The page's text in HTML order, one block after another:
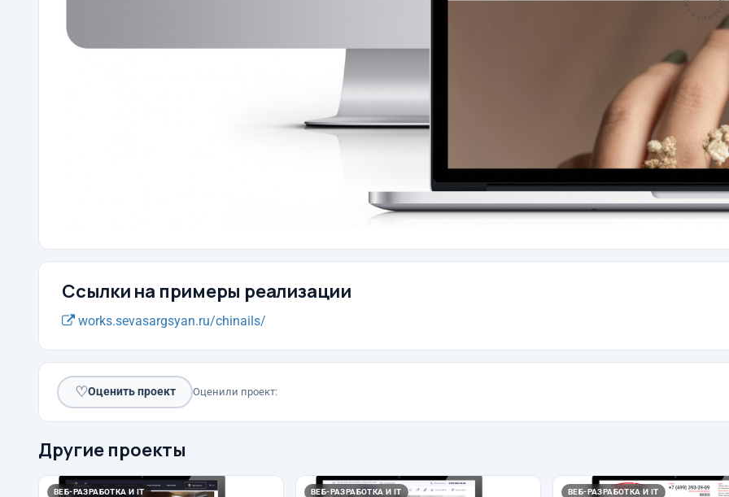
Ссылки на примеры реализации
works.sevasargsyan.ru/chinails/
♡Оценить проект Оценили проект:
Другие проекты
ВЕБ-РАЗРАБОТКА И IT ВЕБ-РАЗРАБОТКА И IT ВЕБ-РАЗРАБОТКА И IT